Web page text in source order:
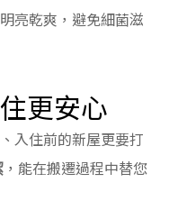
亮乾爽，避免細菌滋
更安心
入住前的新屋更要打
，能在搬遷過程中替您